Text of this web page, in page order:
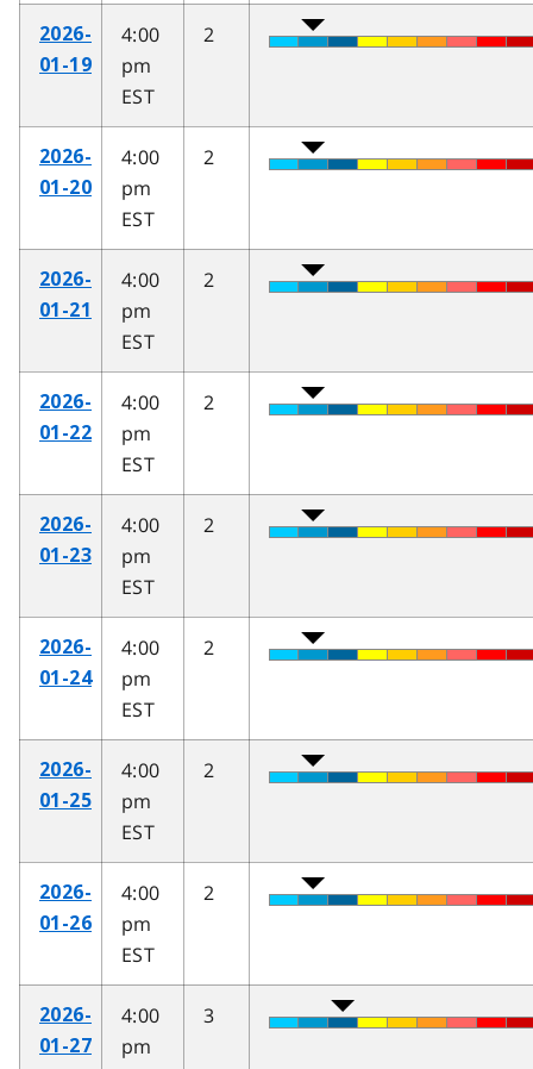
2026-
01-19
4:00
pm
EST
2
2026-
01-20
4:00
pm
EST
2
2026-
01-21
4:00
pm
EST
2
2026-
01-22
4:00
pm
EST
2
2026-
01-23
4:00
pm
EST
2
2026-
01-24
4:00
pm
EST
2
2026-
01-25
4:00
pm
EST
2
2026-
01-26
4:00
pm
EST
2
2026-
01-27
4:00
pm
3